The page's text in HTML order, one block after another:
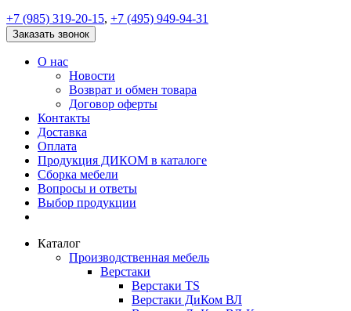
+7 (985) 319-20-15, +7 (495) 949-94-31
Заказать звонок
О нас
Новости
Возврат и обмен товара
Договор оферты
Контакты
Доставка
Оплата
Продукция ДИКОМ в каталоге
Сборка мебели
Вопросы и ответы
Выбор продукции
Каталог
Производственная мебель
Верстаки
Верстаки TS
Верстаки ДиКом ВЛ